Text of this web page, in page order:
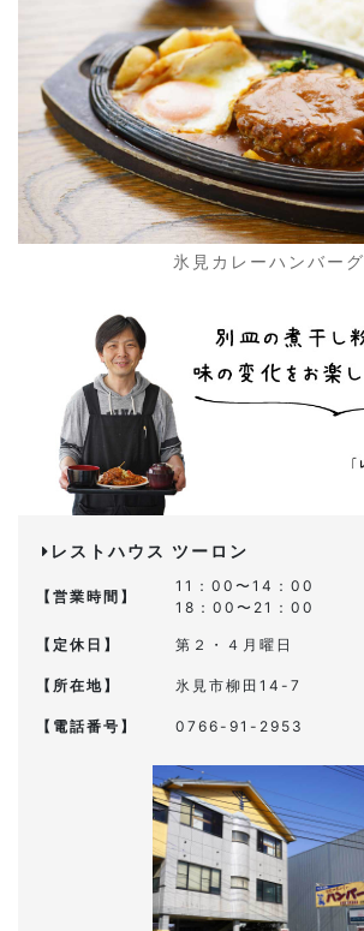
氷見カレーハンバーグ
レストハウス ツーロン
【営業時間】
11：00〜14：00
18：00〜21：00
【定休日】 第２・４月曜日
【所在地】 氷見市柳田14-7
【電話番号】 0766-91-2953